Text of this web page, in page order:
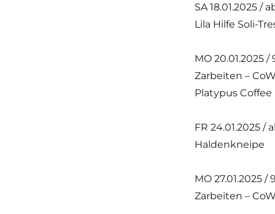
SA 18.01.2025 /
Lila Hilfe Soli-
MO 20.01.2025 /
Zarbeiten –
Platypus Coffee
FR 24.01.2025 /
Haldenkneipe
MO 27.01.2025 /
Zarbeiten –